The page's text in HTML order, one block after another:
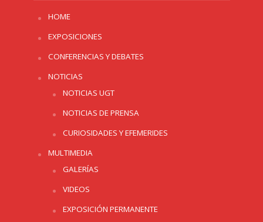
HOME
EXPOSICIONES
CONFERENCIAS Y DEBATES
NOTICIAS
NOTICIAS UGT
NOTICIAS DE PRENSA
CURIOSIDADES Y EFEMERIDES
MULTIMEDIA
GALERÍAS
VIDEOS
EXPOSICIÓN PERMANENTE